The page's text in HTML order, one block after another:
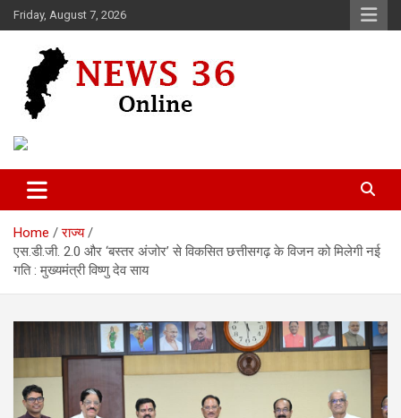
Skip
to
Friday, August 7, 2026
News 36
Home
राज्य
एस.डी.जी. 2.0 और ‘बस्तर अंजोर’ से विकसित छत्तीसगढ़ के विजन को मिलेगी नई
गति : मुख्यमंत्री विष्णु देव साय